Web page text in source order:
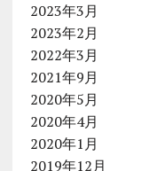
2023年3月
2023年2月
2022年3月
2021年9月
2020年5月
2020年4月
2020年1月
2019年12月